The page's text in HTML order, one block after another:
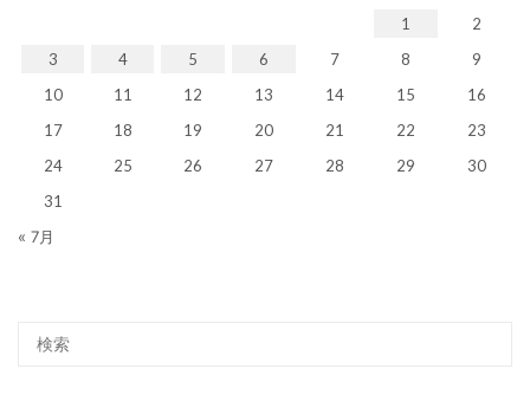
1
2
3
4 5 6 7 8
9
10
11 12 13 14 15
16
17
18 19 20 21 22
23
24
25 26 27 28 29
30
31
« 7月